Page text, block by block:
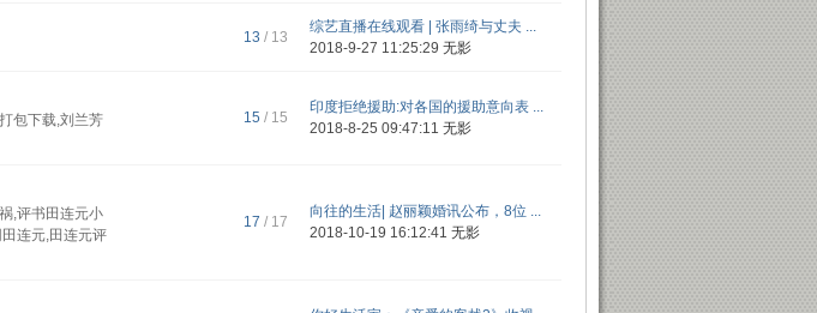
13 / 13
综艺直播在线观看 | 张雨绮与丈夫 ...
2018-9-27 11:25:29 无影
包下载,刘兰芳
15 / 15
印度拒绝援助:对各国的援助意向表 ...
2018-8-25 09:47:11 无影
,评书田连元小
连元,田连元评
17 / 17
向往的生活| 赵丽颖婚讯公布，8位 ...
2018-10-19 16:12:41 无影